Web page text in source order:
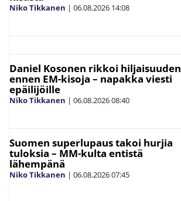
Niko Tikkanen | 06.08.2026 14:08
Daniel Kosonen rikkoi hiljaisuuden
ennen EM-kisoja – napakka viesti
epäilijöille
Niko Tikkanen | 06.08.202608:40
Suomen superlupaus takoi hurjia
tuloksia – MM-kulta entistä
lähempänä
Niko Tikkanen | 06.08.202607:45